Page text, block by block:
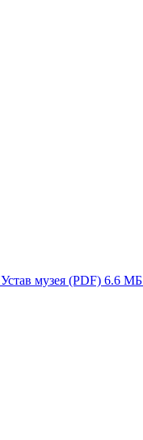
Устав музея (PDF) 6.6 МБ